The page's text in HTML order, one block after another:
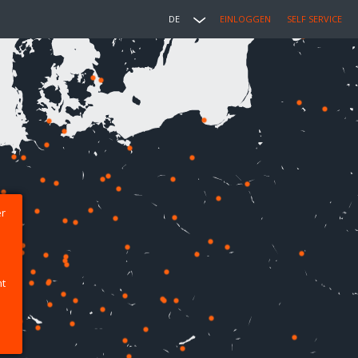
DE EINLOGGEN SELF SERVICE